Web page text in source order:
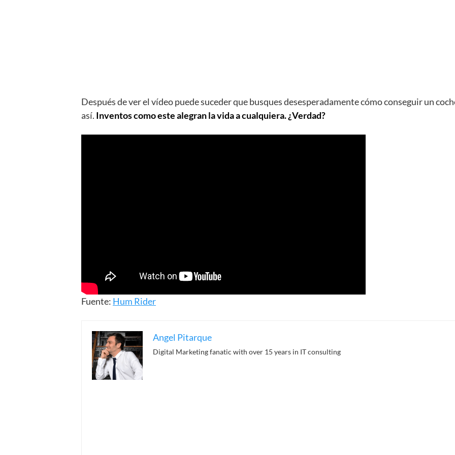
Después de ver el vídeo puede suceder que busques desesperadamente cómo conseguir un
así. Inventos como este alegran la vida a cualquiera. ¿Verdad?
Fuente: Hum Rider
Angel Pitarque
Digital Marketing fanatic with over 15 years in IT consulting